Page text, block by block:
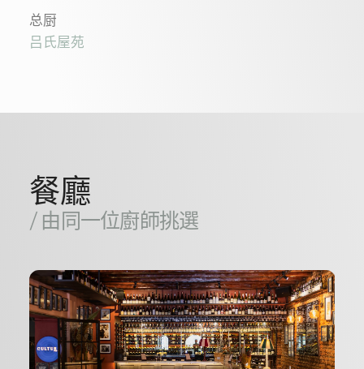
总厨
吕氏屋苑
餐廳
/ 由同一位廚師挑選